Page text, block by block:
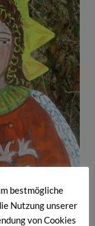
bestmögliche
Nutzung unserer
von Cookies